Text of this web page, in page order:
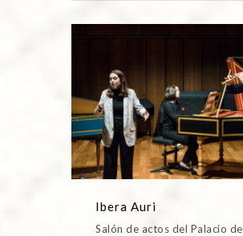
Ibera Auri
Salón de actos del Palacio de